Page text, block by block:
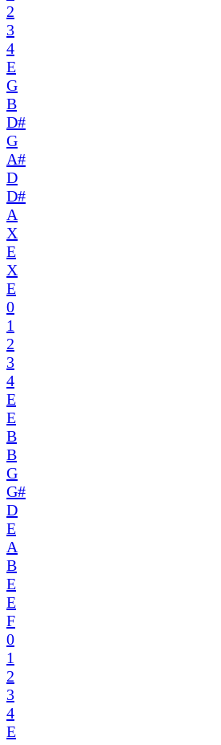
2
3
4
E
G
B
D#
G
A#
D
D#
A
X
E
X
E
0
1
2
3
4
E
E
B
B
G
G#
D
E
A
B
E
E
F
0
1
2
3
4
E